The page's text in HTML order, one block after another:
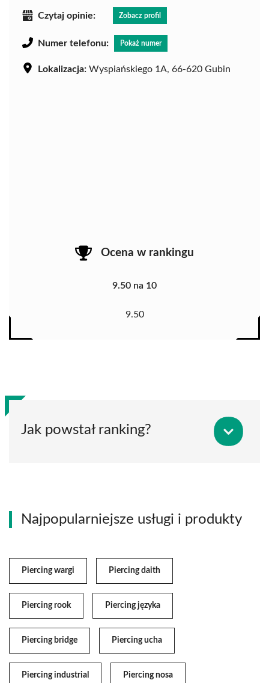
Czytaj opinie: Zobacz profil
Numer telefonu: Pokaż numer
Lokalizacja: Wyspiańskiego 1A, 66-620 Gubin
Ocena w rankingu
9.50 na 10
9.50
Jak powstał ranking?
Najpopularniejsze usługi i produkty
Piercing wargi Piercing daith
Piercing rook Piercing języka
Piercing bridge Piercing ucha
Piercing industrial Piercing nosa